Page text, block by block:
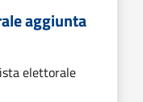
aggiunta
elettorale